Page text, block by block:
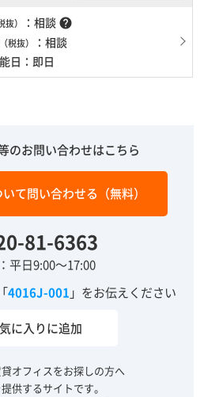
抜） ：相談 help
（税抜）
：相談
日：即日
のお問い合わせはこちら
て問い合わせる（無料）
81-6363
平日9:00～17:00
4016J-001 」をお伝えください
に入りに追加
オフィスをお探しの方へ
供するサイトです。